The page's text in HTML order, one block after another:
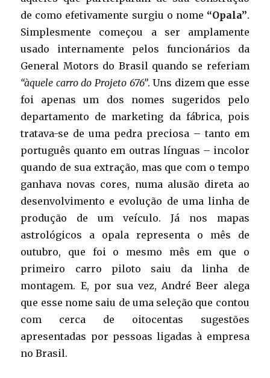
de como efetivamente surgiu o nome “Opala”.
Simplesmente começou a ser amplamente
usado internamente pelos funcionários da
General Motors do Brasil quando se referiam
“àquele carro do Projeto 676”. Uns dizem que esse
foi apenas um dos nomes sugeridos pelo
departamento de marketing da fábrica, pois
tratava-se de uma pedra preciosa – tanto em
português quanto em outras línguas – incolor
quando de sua extração, mas que com o tempo
ganhava novas cores, numa alusão direta ao
desenvolvimento e evolução de uma linha de
produção de um veículo. Já nos mapas
astrológicos a opala representa o mês de
outubro, que foi o mesmo mês em que o
primeiro carro piloto saiu da linha de
montagem. E, por sua vez, André Beer alega
que esse nome saiu de uma seleção que contou
com cerca de oitocentas sugestões
apresentadas por pessoas ligadas à empresa
no Brasil.